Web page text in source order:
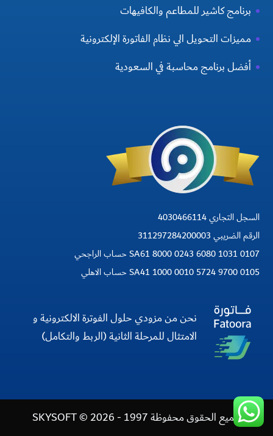
برنامج كاشير للمطاعم والكافيهات
مميزات التحويل الي نظام الفاتورة الإلكترونية
أفضل برنامج محاسبة في السعودية
السجل التجاري 4030466114
الرقم الضريبي 311297284200003
SA61 8000 0243 6080 1031 0107 حساب الراجحي
SA41 1000 0010 5724 9700 0105 حساب الاهلي
نحن من مزودي حلول الفوترة الالكترونية و
الامتثال للمرحلة الثانية (الربط والتكامل)
جميع الحقوق محفوظة 1997 - 2026 © SKYSOFT